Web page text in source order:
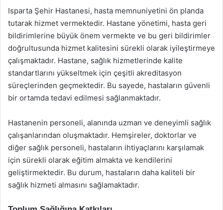
Isparta Şehir Hastanesi, hasta memnuniyetini ön planda
tutarak hizmet vermektedir. Hastane yönetimi, hasta geri
bildirimlerine büyük önem vermekte ve bu geri bildirimler
doğrultusunda hizmet kalitesini sürekli olarak iyileştirmeye
çalışmaktadır. Hastane, sağlık hizmetlerinde kalite
standartlarını yükseltmek için çeşitli akreditasyon
süreçlerinden geçmektedir. Bu sayede, hastaların güvenli
bir ortamda tedavi edilmesi sağlanmaktadır.
Hastanenin personeli, alanında uzman ve deneyimli sağlık
çalışanlarından oluşmaktadır. Hemşireler, doktorlar ve
diğer sağlık personeli, hastaların ihtiyaçlarını karşılamak
için sürekli olarak eğitim almakta ve kendilerini
geliştirmektedir. Bu durum, hastaların daha kaliteli bir
sağlık hizmeti almasını sağlamaktadır.